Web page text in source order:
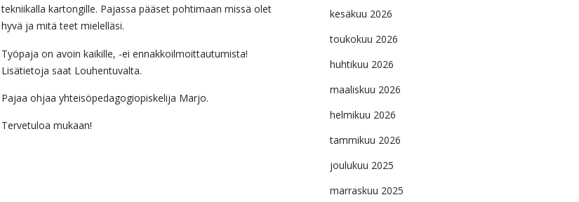
tekniikalla kartongille. Pajassa pääset pohtimaan missä olet
hyvä ja mitä teet mielelläsi.
Työpaja on avoin kaikille, -ei ennakkoilmoittautumista!
Lisätietoja saat Louhentuvalta.
Pajaa ohjaa yhteisöpedagogiopiskelija Marjo.
Tervetuloa mukaan!
kesäkuu 2026
toukokuu 2026
huhtikuu 2026
maaliskuu 2026
helmikuu 2026
tammikuu 2026
joulukuu 2025
marraskuu 2025